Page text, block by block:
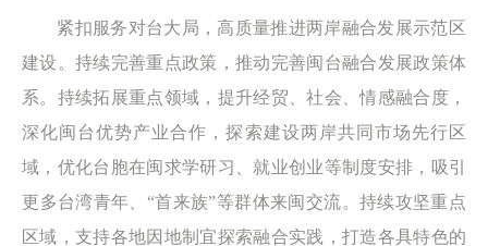
紧扣服务对台大局，高质量推进两岸融合发展示范区
建设。持续完善重点政策，推动完善闽台融合发展政策体
系。持续拓展重点领域，提升经贸、社会、情感融合度，
深化闽台优势产业合作，探索建设两岸共同市场先行区
域，优化台胞在闽求学研习、就业创业等制度安排，吸引
更多台湾青年、“首来族”等群体来闽交流。持续攻坚重点
区域，支持各地因地制宜探索融合实践，打造各具特色的